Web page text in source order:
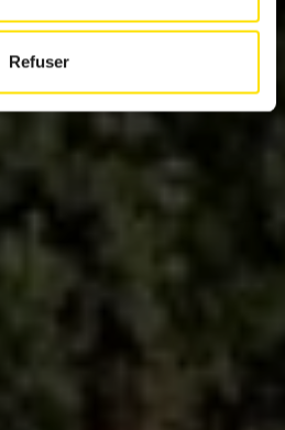
Refuser